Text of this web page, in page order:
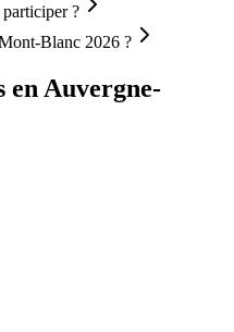
?
Blanc 2026 ?
en Auvergne-